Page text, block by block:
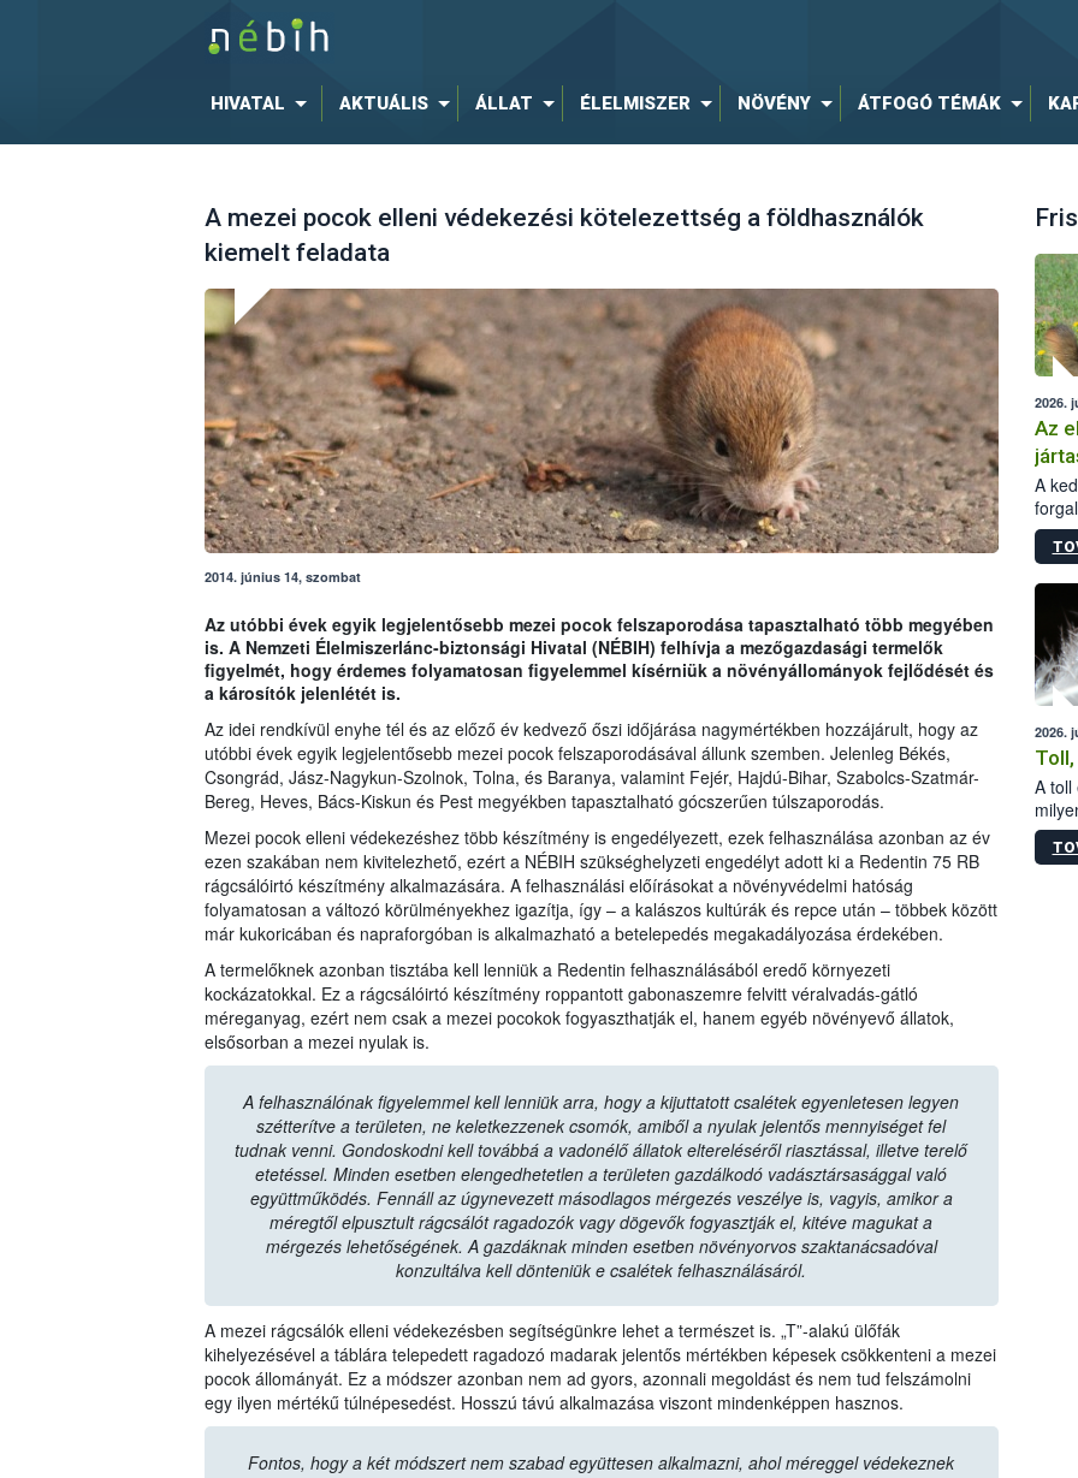
HIVATAL AKTUÁLIS ÁLLAT ÉLELMISZER NÖVÉNY ÁTFOGÓ TÉMÁK
A mezei pocok elleni védekezési kötelezettség a földhasználók
kiemelt feladata
2014. június 14, szombat
Az utóbbi évek egyik legjelentősebb mezei pocok felszaporodása tapasztalható több megyében
is. A Nemzeti Élelmiszerlánc-biztonsági Hivatal (NÉBIH) felhívja a mezőgazdasági termelők
figyelmét, hogy érdemes folyamatosan figyelemmel kísérniük a növényállományok fejlődését és
a károsítók jelenlétét is.
Az idei rendkívül enyhe tél és az előző év kedvező őszi időjárása nagymértékben hozzájárult, hogy az
utóbbi évek egyik legjelentősebb mezei pocok felszaporodásával állunk szemben. Jelenleg Békés,
Csongrád, Jász-Nagykun-Szolnok, Tolna, és Baranya, valamint Fejér, Hajdú-Bihar, Szabolcs-Szatmár-
Bereg, Heves, Bács-Kiskun és Pest megyékben tapasztalható gócszerűen túlszaporodás.
Mezei pocok elleni védekezéshez több készítmény is engedélyezett, ezek felhasználása azonban az év
ezen szakában nem kivitelezhető, ezért a NÉBIH szükséghelyzeti engedélyt adott ki a Redentin 75 RB
rágcsálóirtó készítmény alkalmazására. A felhasználási előírásokat a növényvédelmi hatóság
folyamatosan a változó körülményekhez igazítja, így – a kalászos kultúrák és repce után – többek között
már kukoricában és napraforgóban is alkalmazható a betelepedés megakadályozása érdekében.
A termelőknek azonban tisztába kell lenniük a Redentin felhasználásából eredő környezeti
kockázatokkal. Ez a rágcsálóirtó készítmény roppantott gabonaszemre felvitt véralvadás-gátló
méreganyag, ezért nem csak a mezei pocokok fogyaszthatják el, hanem egyéb növényevő állatok,
elsősorban a mezei nyulak is.
A felhasználónak figyelemmel kell lenniük arra, hogy a kijuttatott csalétek egyenletesen legyen
szétterítve a területen, ne keletkezzenek csomók, amiből a nyulak jelentős mennyiséget fel
tudnak venni. Gondoskodni kell továbbá a vadonélő állatok eltereléséről riasztással, illetve terelő
etetéssel. Minden esetben elengedhetetlen a területen gazdálkodó vadásztársasággal való
együttműködés. Fennáll az úgynevezett másodlagos mérgezés veszélye is, vagyis, amikor a
méregtől elpusztult rágcsálót ragadozók vagy dögevők fogyasztják el, kitéve magukat a
mérgezés lehetőségének. A gazdáknak minden esetben növényorvos szaktanácsadóval
konzultálva kell dönteniük e csalétek felhasználásáról.
A mezei rágcsálók elleni védekezésben segítségünkre lehet a természet is. „T”-alakú ülőfák
kihelyezésével a táblára telepedett ragadozó madarak jelentős mértékben képesek csökkenteni a mezei
pocok állományát. Ez a módszer azonban nem ad gyors, azonnali megoldást és nem tud felszámolni
egy ilyen mértékű túlnépesedést. Hosszú távú alkalmazása viszont mindenképpen hasznos.
Fontos, hogy a két módszert nem szabad együttesen alkalmazni, ahol méreggel védekeznek
2026.
Az
A
2026.
A toll